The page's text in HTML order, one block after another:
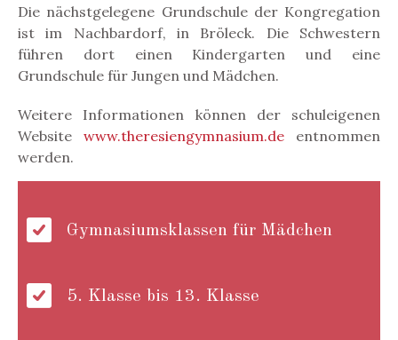
Die nächstgelegene Grundschule der Kongregation
ist im Nachbardorf, in Bröleck. Die Schwestern
führen dort einen Kindergarten und eine
Grundschule für Jungen und Mädchen.
Weitere Informationen können der schuleigenen
Website www.theresiengymnasium.de entnommen
werden.
Gymnasiumsklassen für Mädchen
5. Klasse bis 13. Klasse